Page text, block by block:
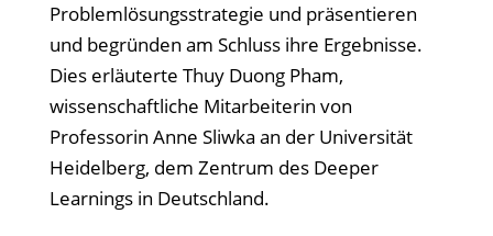
Problemlösungsstrategie und präsentieren
und begründen am Schluss ihre Ergebnisse.
Dies erläuterte Thuy Duong Pham,
wissenschaftliche Mitarbeiterin von
Professorin Anne Sliwka an der Universität
Heidelberg, dem Zentrum des Deeper
Learnings in Deutschland.